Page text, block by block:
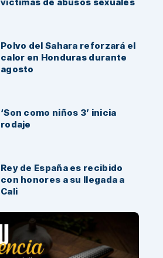
Polvo del Sahara reforzará el
calor en Honduras durante
agosto
‘Son como niños 3’ inicia
rodaje
Rey de España es recibido
con honores a su llegada a
Cali